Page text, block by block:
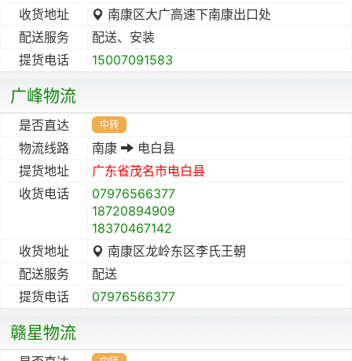
收货地址
南康区大广高速下南康出口处
配送服务
配送、安装
提货电话
15007091583
广峰物流
是否直达 中转
物流线路 南康
电白县
提货地址
广东省茂名市电白县
收货电话
07976566377
18720894909
18370467142
收货地址
南康区龙岭东区李氏王朝
配送服务
配送
提货电话
07976566377
赣星物流